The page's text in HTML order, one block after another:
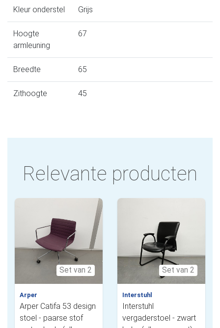
Kleur onderstel Grijs
Hoogte
armleuning
67
Breedte 65
Zithoogte 45
Relevante producten
Set van 2
Arper
Arper Catifa 53 design
stoel - paarse stof
Set van 2
Interstuhl
Interstuhl
vergaderstoel - zwart